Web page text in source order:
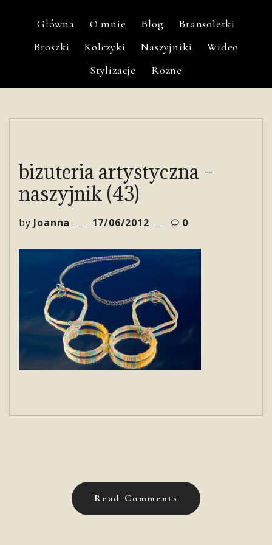
Główna O mnie Blog
Bransoletki
Broszki
Kolczyki Naszyjniki
Wideo
Stylizacje
Różne
bizuteria artystyczna –
naszyjnik (43)
by Joanna 17/06/2012 0
Read Comments